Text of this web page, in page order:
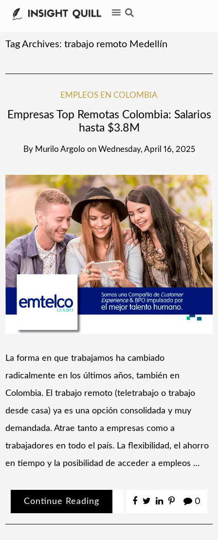
Tag Archives:trabajo remoto Medellín
EMPLEOS EN COLOMBIA
Empresas Top Remotas Colombia: Salarios
hasta $3.8M
By Murilo Argolo on Wednesday, April 16, 2025
La forma en que trabajamos ha cambiado
radicalmente en los últimos años, también en
Colombia. El trabajo remoto (teletrabajo o trabajo
desde casa) ya es una opción consolidada y muy
demandada. Atrae tanto a empresas como a
trabajadores en todo el país. La flexibilidad, el ahorro
en tiempo y la posibilidad de acceder a empleos …
Continue Reading 0